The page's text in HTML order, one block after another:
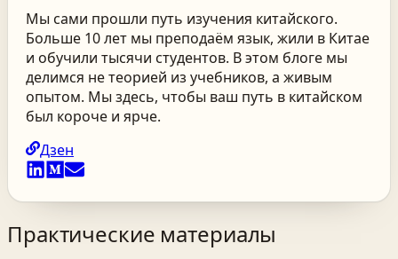
Мы сами прошли путь изучения китайского.
Больше 10 лет мы преподаём язык, жили в Китае
и обучили тысячи студентов. В этом блоге мы
делимся не теорией из учебников, а живым
опытом. Мы здесь, чтобы ваш путь в китайском
был короче и ярче.
Дзен
Практические материалы